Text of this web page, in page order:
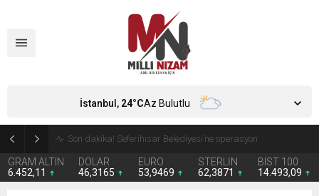
4 firmanın denetim kayyımı durduruldu
GRAM ALTIN
6.452,11
DOLAR
46,3165
EURO
53,9469
STERLİN
62,3871
BIST 100
14.493,09
İstanbul, 24°CAz Bulutlu